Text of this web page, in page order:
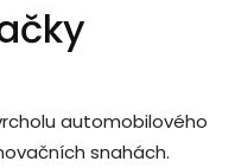
automobilového
snahách.